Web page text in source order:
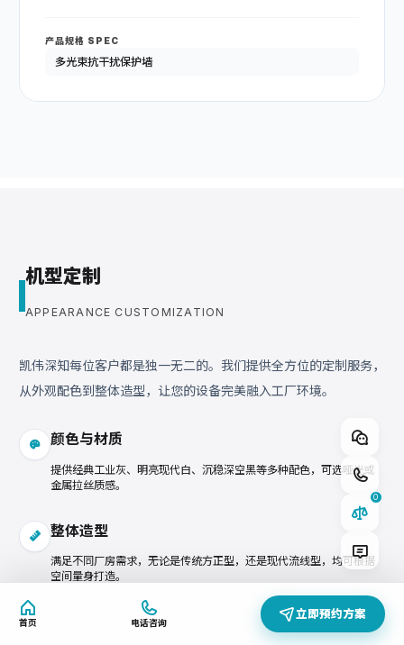
产品规格 SPEC
多光束抗干扰保护墙
机型定制
APPEARANCE CUSTOMIZATION
凯伟深知每位客户都是独一无二的。我们提供全方位的定制服务，
从外观配色到整体造型，让您的设备完美融入工厂环境。
颜色与材质
提供经典工业灰、明亮现代白、沉稳深空黑等多种配色，可选哑光或
金属拉丝质感。
整体造型
满足不同厂房需求，无论是传统方正型，还是现代流线型，均可根据
空间量身打造。
首页 电话咨询
立即预约方案
0
机柜专用密封涂胶机
KW-510